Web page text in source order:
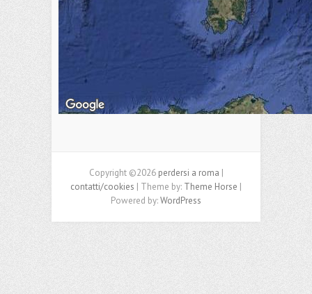
Copyright ©2026 perdersi a roma |
contatti/cookies | Theme by: Theme Horse |
Powered by:WordPress